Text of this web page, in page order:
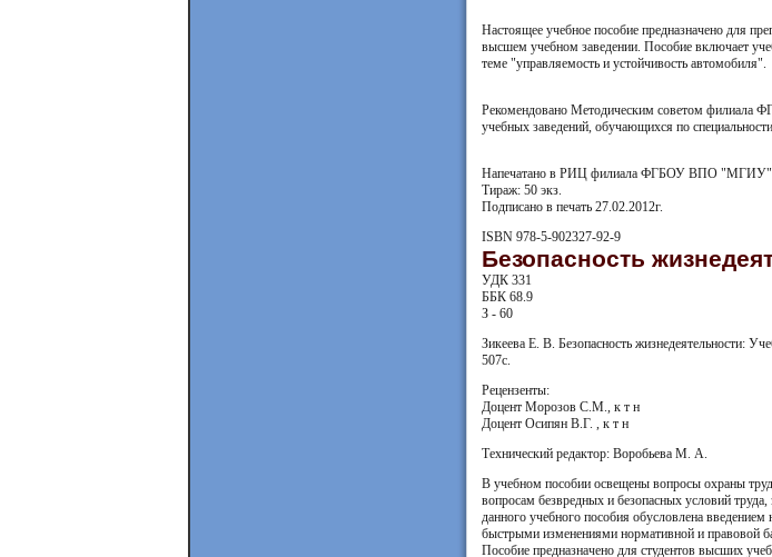
Настоящее учебное пособие предназначено для
высшем учебном заведении. Пособие включает
теме "управляемость и устойчивость автомобиля".
Рекомендовано Методическим советом филиала
учебных заведений, обучающихся по
Напечатано в РИЦ филиала ФГБОУ ВПО "МГИУ" в
Тираж: 50 экз.
Подписано в печать 27.02.2012г.
ISBN 978-5-902327-92-9
Безопасность
УДК 331
ББК 68.9
З - 60
Зикеева Е. В. Безопасность
507с.
Рецензенты:
Доцент Морозов С.М., к т н
Доцент Осипян В.Г. , к т н
Технический редактор: Воробьева М. А.
В учебном пособии освещены вопросы охраны
вопросам безвредных и безопасных условий
данного учебного пособия обусловлена
быстрыми изменениями нормативной и правовой
Пособие предназначено для студентов высших